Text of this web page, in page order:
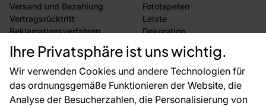
Ihre Privatsphäre ist uns wichtig.
Wir verwenden Cookies und andere Technologien für
das ordnungsgemäße Funktionieren der Website, die
Analyse der Besucherzahlen, die Personalisierung von
Versand und Bezahlung
Vertragsrücktritt
Reklamationsverfahren
Rücksendung von Waren
CE-Zertifizierung
Großhandel
Raumvisualisierung
Fototapeten
Leiste
Dekoration
Selbstklebende Folien
Zubehör
Tapetenmuster